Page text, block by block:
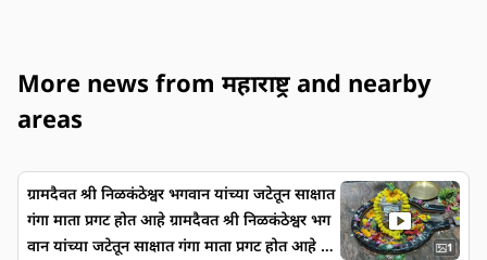
More news from महाराष्ट्र and nearby
areas
ग्रामदैवत श्री निळकंठेश्वर भगवान यांच्या जटेतून साक्षात
गंगा माता प्रगट होत आहे ग्रामदैवत श्री निळकंठेश्वर भग
वान यांच्या जटेतून साक्षात गंगा माता प्रगट होत आहे हे
1